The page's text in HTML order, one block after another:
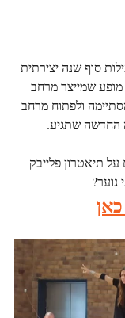
סוף שנה יצירתית
מופע שמייצר מרחב
ולפתוח מרחב
החדשה שתגיע.
תיאטרון פלייבק
נוער?